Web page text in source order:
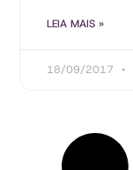
LEIA MAIS »
18/09/2017